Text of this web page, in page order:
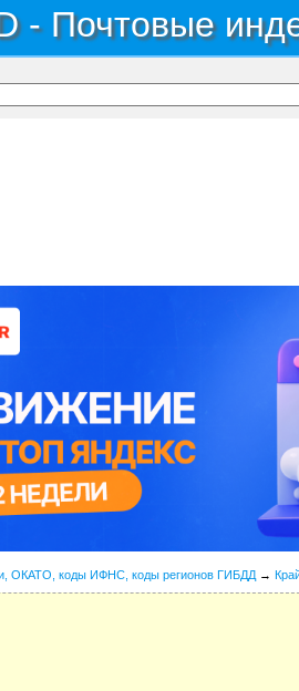
- Почтовые
ОКАТО, коды ИФНС, коды регионов ГИБДД →